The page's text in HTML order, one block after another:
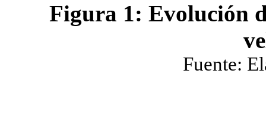
Figura 1: Evolución
Fuente: